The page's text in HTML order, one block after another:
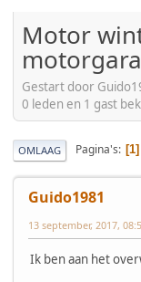
Motor
Gestart door
0 leden en 1 gast
OMLAAG Pagina's 1
Guido1981
13 september, 2017,
Ik ben aan het